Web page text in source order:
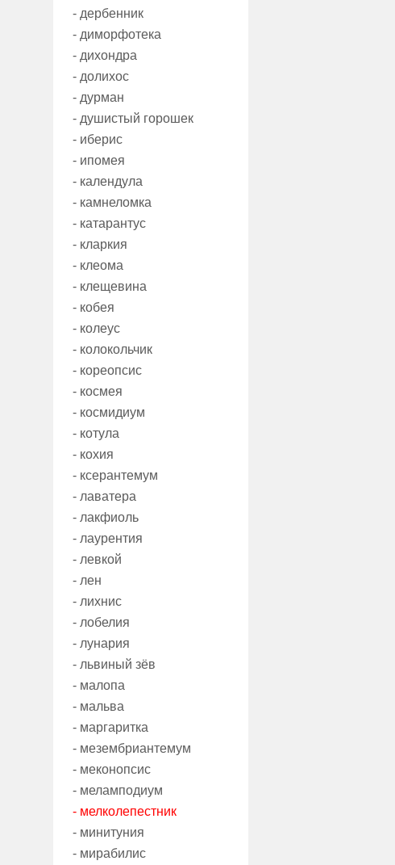
- дербенник
- диморфотека
- дихондра
- долихос
- дурман
- душистый горошек
- иберис
- ипомея
- календула
- камнеломка
- катарантус
- кларкия
- клеома
- клещевина
- кобея
- колеус
- колокольчик
- кореопсис
- космея
- космидиум
- котула
- кохия
- ксерантемум
- лаватера
- лакфиоль
- лаурентия
- левкой
- лен
- лихнис
- лобелия
- лунария
- львиный зёв
- малопа
- мальва
- маргаритка
- мезембриантемум
- меконопсис
- меламподиум
- мелколепестник
- минитуния
- мирабилис